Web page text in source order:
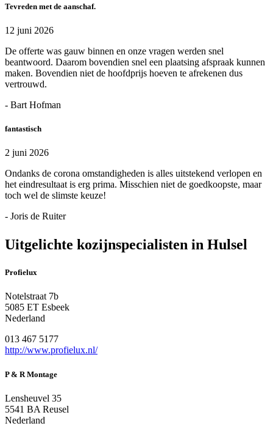
Tevreden met de aanschaf.
12 juni 2026
De offerte was gauw binnen en onze vragen werden snel
beantwoord. Daarom bovendien snel een plaatsing afspraak kunnen
maken. Bovendien niet de hoofdprijs hoeven te afrekenen dus
vertrouwd.
- Bart Hofman
fantastisch
2 juni 2026
Ondanks de corona omstandigheden is alles uitstekend verlopen en
het eindresultaat is erg prima. Misschien niet de goedkoopste, maar
toch wel de slimste keuze!
- Joris de Ruiter
Uitgelichte kozijnspecialisten in Hulsel
Profielux
Notelstraat 7b
5085 ET Esbeek
Nederland
013 467 5177
http://www.profielux.nl/
P & R Montage
Lensheuvel 35
5541 BA Reusel
Nederland